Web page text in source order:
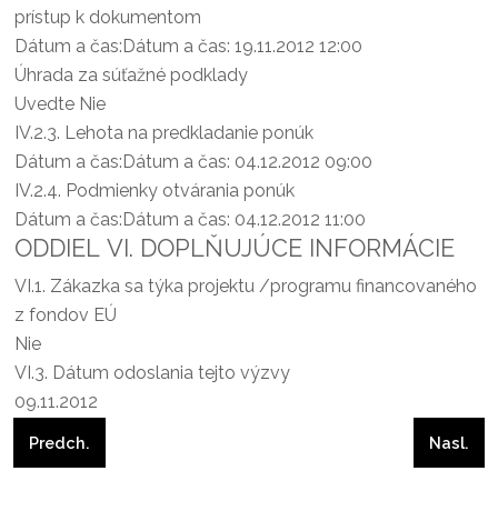
prístup k dokumentom
Dátum a čas:Dátum a čas: 19.11.2012 12:00
Úhrada za súťažné podklady
Uvedte Nie
IV.2.3. Lehota na predkladanie ponúk
Dátum a čas:Dátum a čas: 04.12.2012 09:00
IV.2.4. Podmienky otvárania ponúk
Dátum a čas:Dátum a čas: 04.12.2012 11:00
ODDIEL VI. DOPLŇUJÚCE INFORMÁCIE
VI.1. Zákazka sa týka projektu /programu financovaného
z fondov EÚ
Nie
VI.3. Dátum odoslania tejto výzvy
09.11.2012
Predchádzajúci článok: Výlet s evanjelikmi
Predch. Nasl.